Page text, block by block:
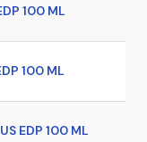
100 ML
100 ML
EDP 100 ML